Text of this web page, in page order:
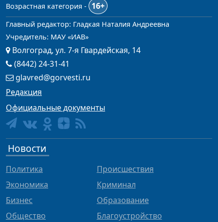
Возрастная категория -
16+
Главный редактор: Гладкая Наталия Андреевна
Учредитель: МАУ «ИАВ»
Волгоград, ул. 7-я Гвардейская, 14
(8442) 24-31-41
glavred@gorvesti.ru
Редакция
Официальные документы
Новости
Политика
Экономика
Бизнес
Общество
Происшествия
Криминал
Образование
Благоустройство